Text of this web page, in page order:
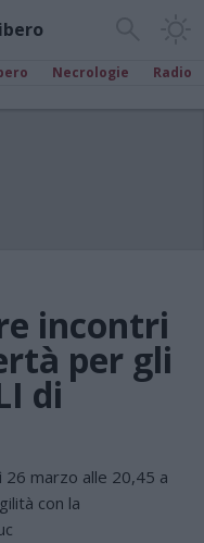
Necrologie Radio
incontri
per gli
di
marzo alle 20,45 a
con la